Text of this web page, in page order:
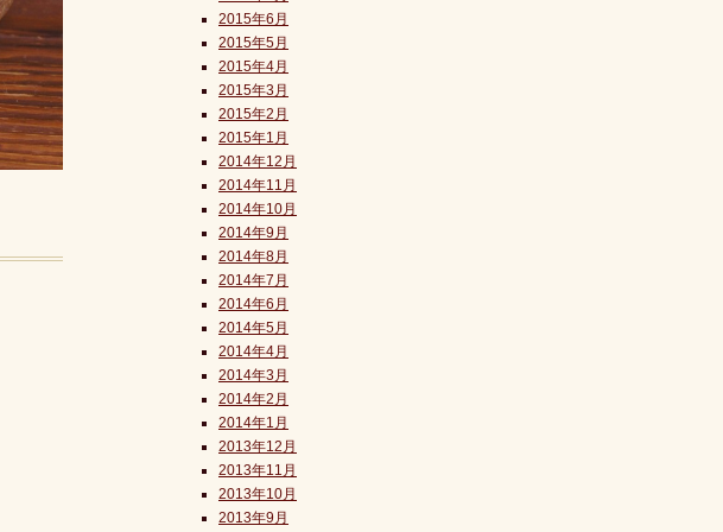
2015年6月
2015年5月
2015年4月
2015年3月
2015年2月
2015年1月
2014年12月
2014年11月
2014年10月
2014年9月
2014年8月
2014年7月
2014年6月
2014年5月
2014年4月
2014年3月
2014年2月
2014年1月
2013年12月
2013年11月
2013年10月
2013年9月